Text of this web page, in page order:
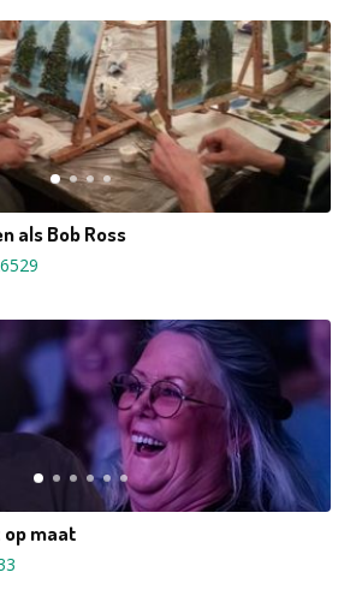
als Bob Ross
op maat